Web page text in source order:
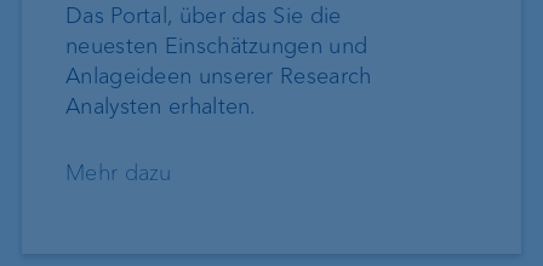
Das Portal, über das Sie die
neuesten Einschätzungen und
Anlageideen unserer Research
Analysten erhalten.
Mehr dazu